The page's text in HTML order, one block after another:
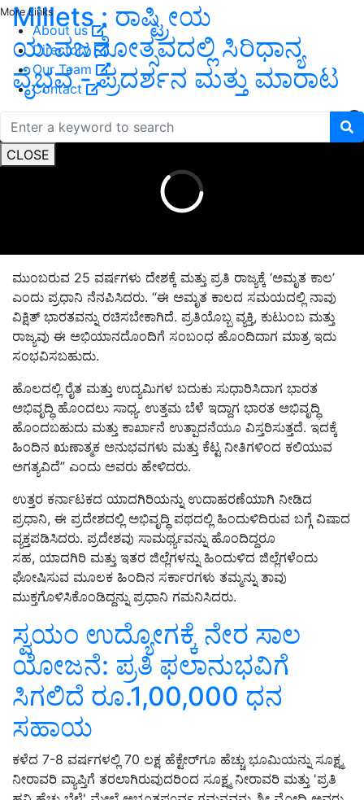
More Links
About us
Directory
Our Team
Contact
CLOSE
Millets : ರಾಷ್ಟ್ರೀಯ
ಯುವಜನೋತ್ಸವದಲ್ಲಿ ಸಿರಿಧಾನ್ಯ
ವೈಭವ - ಪ್ರದರ್ಶನ ಮತ್ತು ಮಾರಾಟ
ಮುಂಬರುವ 25 ವರ್ಷಗಳು ದೇಶಕ್ಕೆ ಮತ್ತು ಪ್ರತಿ ರಾಜ್ಯಕ್ಕೆ ‘ಅಮೃತ ಕಾಲ’
ಎಂದು ಪ್ರಧಾನಿ ನೆನಪಿಸಿದರು. “ಈ ಅಮೃತ ಕಾಲದ ಸಮಯದಲ್ಲಿ ನಾವು
ವಿಕ್ಷಿತ್ ಭಾರತವನ್ನು ರಚಿಸಬೇಕಾಗಿದೆ. ಪ್ರತಿಯೊಬ್ಬ ವ್ಯಕ್ತಿ, ಕುಟುಂಬ ಮತ್ತು
ರಾಜ್ಯವು ಈ ಅಭಿಯಾನದೊಂದಿಗೆ ಸಂಬಂಧ ಹೊಂದಿದಾಗ ಮಾತ್ರ ಇದು
ಸಂಭವಿಸಬಹುದು.
ಹೊಲದಲ್ಲಿ ರೈತ ಮತ್ತು ಉದ್ಯಮಿಗಳ ಬದುಕು ಸುಧಾರಿಸಿದಾಗ ಭಾರತ
ಅಭಿವೃದ್ಧಿ ಹೊಂದಲು ಸಾಧ್ಯ. ಉತ್ತಮ ಬೆಳೆ ಇದ್ದಾಗ ಭಾರತ ಅಭಿವೃದ್ಧಿ
ಹೊಂದಬಹುದು ಮತ್ತು ಕಾರ್ಖಾನೆ ಉತ್ಪಾದನೆಯೂ ವಿಸ್ತರಿಸುತ್ತದೆ. ಇದಕ್ಕೆ
ಹಿಂದಿನ ಋಣಾತ್ಮಕ ಅನುಭವಗಳು ಮತ್ತು ಕೆಟ್ಟ ನೀತಿಗಳಿಂದ ಕಲಿಯುವ
ಅಗತ್ಯವಿದೆ” ಎಂದು ಅವರು ಹೇಳಿದರು.
ಉತ್ತರ ಕರ್ನಾಟಕದ ಯಾದಗಿರಿಯನ್ನು ಉದಾಹರಣೆಯಾಗಿ ನೀಡಿದ
ಪ್ರಧಾನಿ, ಈ ಪ್ರದೇಶದಲ್ಲಿ ಅಭಿವೃದ್ಧಿ ಪಥದಲ್ಲಿ ಹಿಂದುಳಿದಿರುವ ಬಗ್ಗೆ ವಿಷಾದ
ವ್ಯಕ್ತಪಡಿಸಿದರು. ಪ್ರದೇಶವು ಸಾಮರ್ಥ್ಯವನ್ನು ಹೊಂದಿದ್ದರೂ
ಸಹ, ಯಾದಗಿರಿ ಮತ್ತು ಇತರ ಜಿಲ್ಲೆಗಳನ್ನು ಹಿಂದುಳಿದ ಜಿಲ್ಲೆಗಳೆಂದು
ಘೋಷಿಸುವ ಮೂಲಕ ಹಿಂದಿನ ಸರ್ಕಾರಗಳು ತಮ್ಮನ್ನು ತಾವು
ಮುಕ್ತಗೊಳಿಸಿಕೊಂಡಿದ್ದನ್ನು ಪ್ರಧಾನಿ ಗಮನಿಸಿದರು.
ಸ್ವಯಂ ಉದ್ಯೋಗಕ್ಕೆ ನೇರ ಸಾಲ
ಯೋಜನೆ: ಪ್ರತಿ ಫಲಾನುಭವಿಗೆ
ಸಿಗಲಿದೆ ರೂ.1,00,000 ಧನ
ಸಹಾಯ
ಕಳೆದ 7-8 ವರ್ಷಗಳಲ್ಲಿ 70 ಲಕ್ಷ ಹೆಕ್ಟೇರ್‌ಗೂ ಹೆಚ್ಚು ಭೂಮಿಯನ್ನು ಸೂಕ್ಷ್ಮ
ನೀರಾವರಿ ವ್ಯಾಪ್ತಿಗೆ ತರಲಾಗಿರುವುದರಿಂದ ಸೂಕ್ಷ್ಮ ನೀರಾವರಿ ಮತ್ತು 'ಪ್ರತಿ